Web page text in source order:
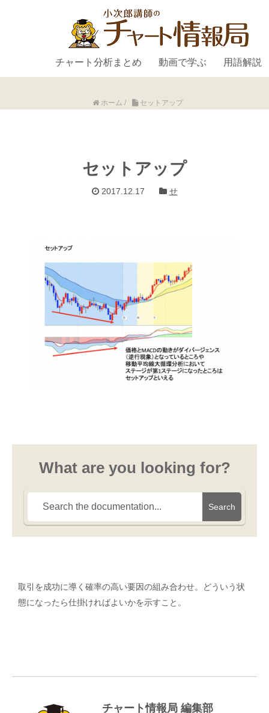
チャート分析まとめ 動画で学ぶ 用語解説
ホーム / セットアップ
セットアップ
2017.12.17 せ
What are you looking for?
Search
取引を成功に導く確率の高い要因の組み合わせ。どういう状
態になったら仕掛ければよいかを示すこと。
チャート情報局 編集部